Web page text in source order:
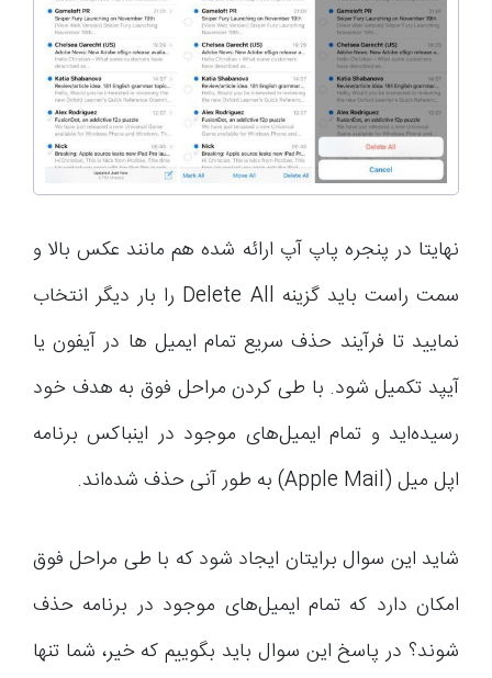
نهایتا در پنجره پاپ آپ ارائه شده هم مانند عکس بالا و
سمت راست باید گزینه Delete All را بار دیگر انتخاب
نمایید تا فرآیند حذف سریع تمام ایمیل ها در آیفون یا
آیپد تکمیل شود. با طی کردن مراحل فوق به هدف خود
رسیده‌اید و تمام ایمیل‌های موجود در اینباکس برنامه
اپل میل (Apple Mail) به طور آنی حذف شده‌اند.
شاید این سوال برایتان ایجاد شود که با طی مراحل فوق
امکان دارد که تمام ایمیل‌های موجود در برنامه حذف
شوند؟ در پاسخ این سوال باید بگوییم که خیر، شما تنها